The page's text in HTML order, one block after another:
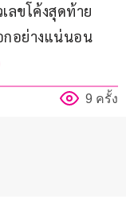
ลขโค้งสุดท้าย
อย่างแน่นอน
9 ครั้ง